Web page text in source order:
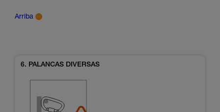
Arriba
6. PALANCAS DIVERSAS